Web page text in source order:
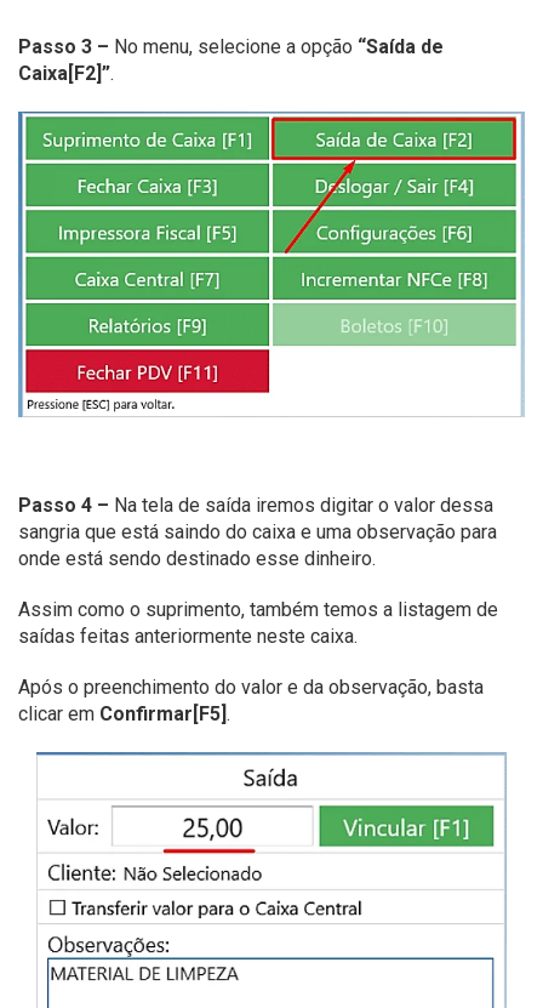
Passo 3 – No menu, selecione a opção “Saída de
Caixa[F2]”.
Passo 4 – Na tela de saída iremos digitar o valor dessa
sangria que está saindo do caixa e uma observação para
onde está sendo destinado esse dinheiro.
Assim como o suprimento, também temos a listagem de
saídas feitas anteriormente neste caixa.
Após o preenchimento do valor e da observação, basta
clicar em Confirmar[F5].